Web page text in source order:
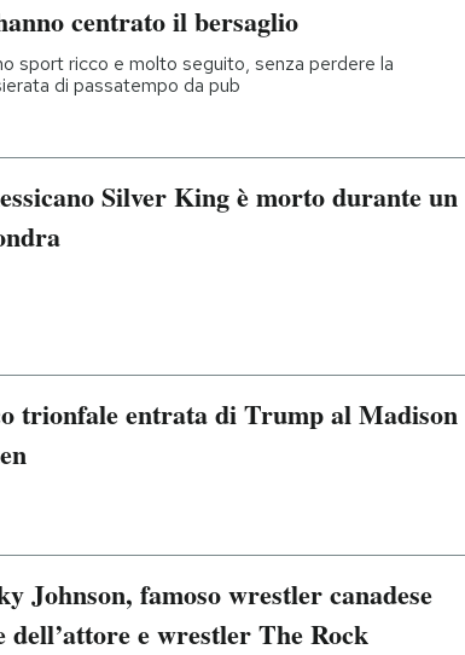
centrato il bersaglio
sport ricco e molto seguito, senza perdere la
di passatempo da pub
Silver King è morto durante un
trionfale entrata di Trump al Madison
Johnson, famoso wrestler canadese
dell’attore e wrestler The Rock